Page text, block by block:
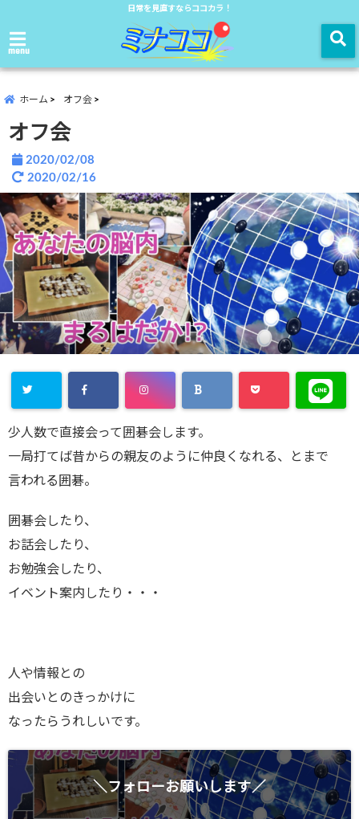
日常を見直すならココカラ！
menu
ホーム オフ会
オフ会
2020/02/08
2020/02/16
少人数で直接会って囲碁会します。
一局打てば昔からの親友のように仲良くなれる、とまで
言われる囲碁。
囲碁会したり、
お話会したり、
お勉強会したり、
イベント案内したり・・・
人や情報との
出会いとのきっかけに
なったらうれしいです。
＼フォローお願いします／